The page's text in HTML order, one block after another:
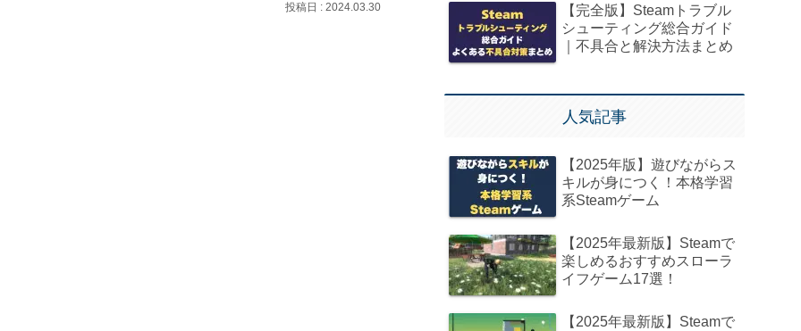
2024.03.30
【完全版】Steamトラブル
シューティング総合ガイド
｜不具合と解決方法まとめ
人気記事
【2025年版】遊びながらス
キルが身につく！本格学習
系Steamゲーム
【2025年最新版】Steamで
楽しめるおすすめスローラ
イフゲーム17選！
【2025年最新版】Steamで